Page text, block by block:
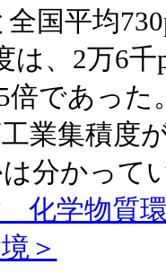
全国平均
は、2万6
倍であった
業集積度
は分かっ
化学物質環
＞